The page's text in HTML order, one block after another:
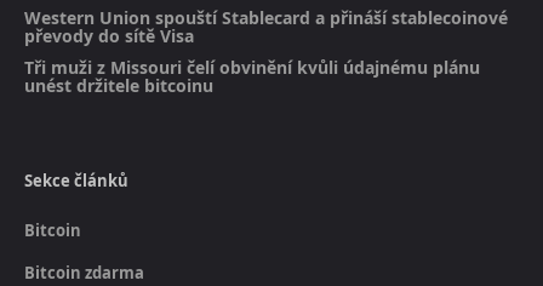
Western Union spouští Stablecard a přináší stablecoinové
převody do sítě Visa
Tři muži z Missouri čelí obvinění kvůli údajnému plánu
unést držitele bitcoinu
Sekce článků
Bitcoin
Bitcoin zdarma